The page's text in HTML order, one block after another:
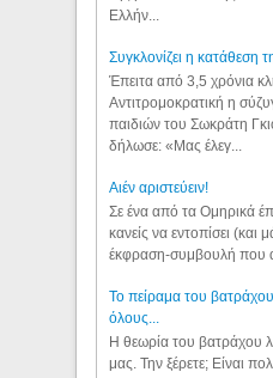
Ελλήν...
Συγκλονίζει η κατάθεση
Έπειτα από 3,5 χρόνια
Αντιτρομοκρατική η
παιδιών του Σωκράτη
δήλωσε: «Μας έλεγ...
Aιέν αριστεύειν!
Σε ένα από τα Ομηρικά
κανείς να εντοπίσει (και
έκφραση-συμβουλή που
Το πείραμα του
όλους...
Η θεωρία του βατράχου
μας. Την ξέρετε; Είναι